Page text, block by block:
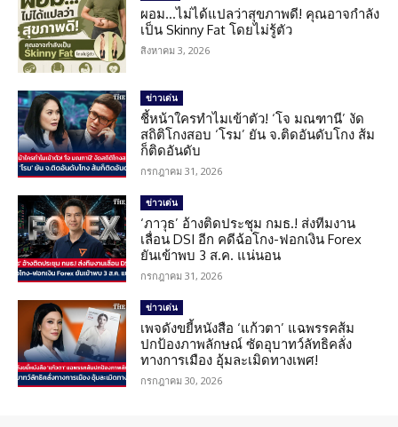
ผอม…ไม่ได้แปลว่าสุขภาพดี! คุณอาจกำลัง
เป็น Skinny Fat โดยไม่รู้ตัว
สิงหาคม 3, 2026
ข่าวเด่น
ชี้หน้าใครทำไมเข้าตัว! ‘โจ มณฑานี’ งัด
สถิติโกงสอบ ‘โรม’ ยัน จ.ติดอันดับโกง ส้ม
ก็ติดอันดับ
กรกฎาคม 31, 2026
ข่าวเด่น
‘ภาวุธ’ อ้างติดประชุม กมธ.! ส่งทีมงาน
เลื่อน DSI อีก คดีฉ้อโกง-ฟอกเงิน Forex
ยันเข้าพบ 3 ส.ค. แน่นอน
กรกฎาคม 31, 2026
ข่าวเด่น
เพจดังขยี้หนังสือ ‘แก้วตา’ แฉพรรคส้ม
ปกป้องภาพลักษณ์ ซัดอุบาทว์ลัทธิคลั่ง
ทางการเมือง อุ้มละเมิดทางเพศ!
กรกฎาคม 30, 2026